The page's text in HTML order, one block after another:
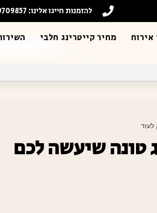
להזמנות חייגו אלינו: 052-9709857
מחיר קייטרינג חלבי
לעוד
טונה שיעשה לכם